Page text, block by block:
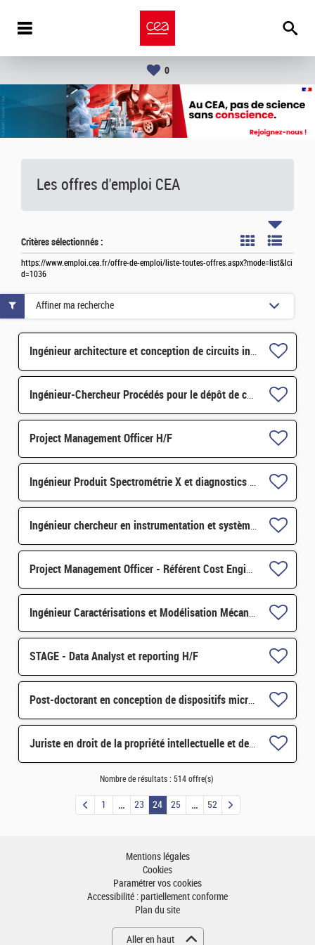
0
Les offres d'emploi CEA
Critères sélectionnés :
https://www.emploi.cea.fr/offre-de-emploi/liste-toutes-offres.aspx?mode=list&lci
d=1036
Ingénieur architecture et conception de circuits intégrés mixtes pour le traitement du signal H/F
Ingénieur-Chercheur Procédés pour le dépôt de couches minces diélectriques H/F
Project Management Officer H/F
Ingénieur Produit Spectrométrie X et diagnostics particulaires H/F
Ingénieur chercheur en instrumentation et systèmes embarqués H/F
Project Management Officer - Référent Cost Engineering H/F
Ingénieur Caractérisations et Modélisation Mécanique H/F
STAGE - Data Analyst et reporting H/F
Post-doctorant en conception de dispositifs microfluidiques d'organes sur puces testiculaires H/F
Juriste en droit de la propriété intellectuelle et des contrats H/F
Affiner ma recherche
Nombre de résultats : 514 offre(s)
1 23 24 25 52
Mentions légales
Cookies
Paramétrer vos cookies
Accessibilité : partiellement conforme
Plan du site
Aller en haut